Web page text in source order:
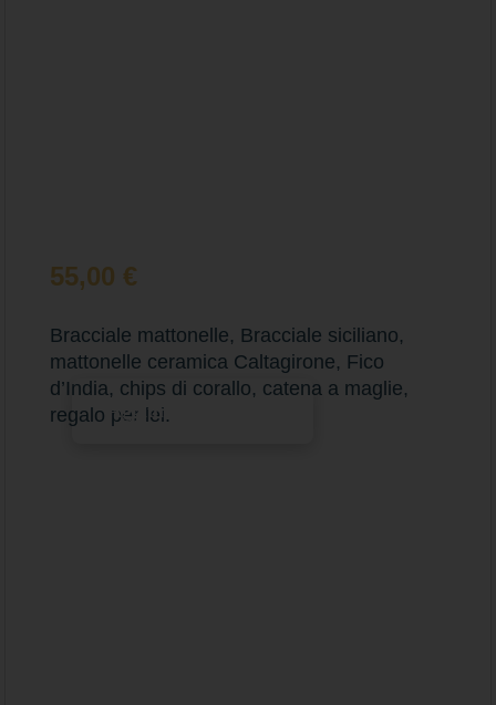
55,00 €
Bracciale mattonelle, Bracciale siciliano,
mattonelle ceramica Caltagirone, Fico
d’India, chips di corallo, catena a maglie,
regalo per lei.Aggiungi al carrello